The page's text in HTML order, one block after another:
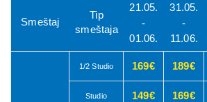
Smeštaj
Tip
smeštaja
21.05.
-
01.06.
31.05.
-
11.06.
1/2 Studio 169€ 189€
Studio 149€ 169€